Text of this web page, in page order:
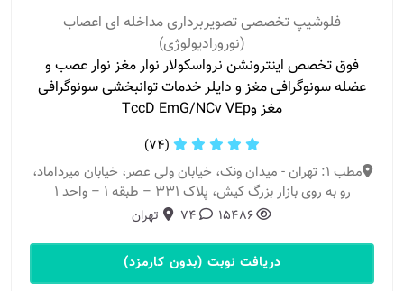
فلوشیپ تخصصی تصویربرداری مداخله ای اعصاب
(نورورادیولوژی)
فوق تخصص اینترونشن نرواسکولار نوار مغز نوار عصب و
عضله سونوگرافی مغز و دایلر خدمات توانبخشی سونوگرافی
مغز وTccD EmG/NCv VEp
(74)
مطب 1: تهران - میدان ونک، خیابان ولی عصر، خیابان میرداماد،
رو به روی بازار بزرگ کیش، پلاک ۳۳۱ – طبقه ۱ – واحد ۱
15486
74 تهران
دریافت نوبت (بدون کارمزد)